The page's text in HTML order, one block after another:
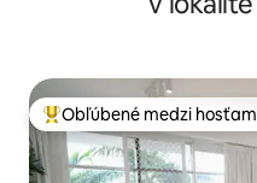
Najobľúbenejšie medzi
Obľúbené medzi